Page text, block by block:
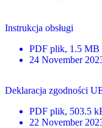
Instrukcja obsługi
PDF plik, 1.5 MB
24 November
Deklaracja zgodności
PDF plik, 503.5
22 November